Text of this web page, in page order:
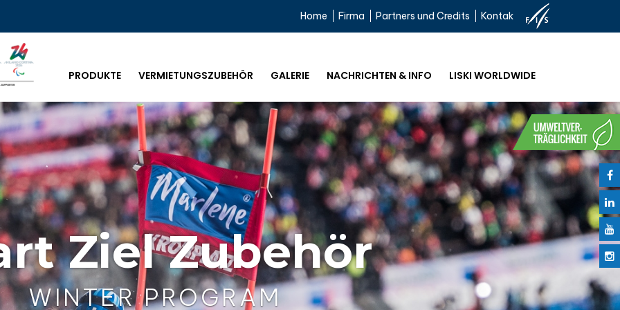
Home Firma Partners und Credits Kontak
PRODUKTE VERMIETUNGSZUBEHÖR GALERIE NACHRICHTEN & INFO LISKI WORLDWIDE
Ziel Zubehör
WINTER PROGRAM